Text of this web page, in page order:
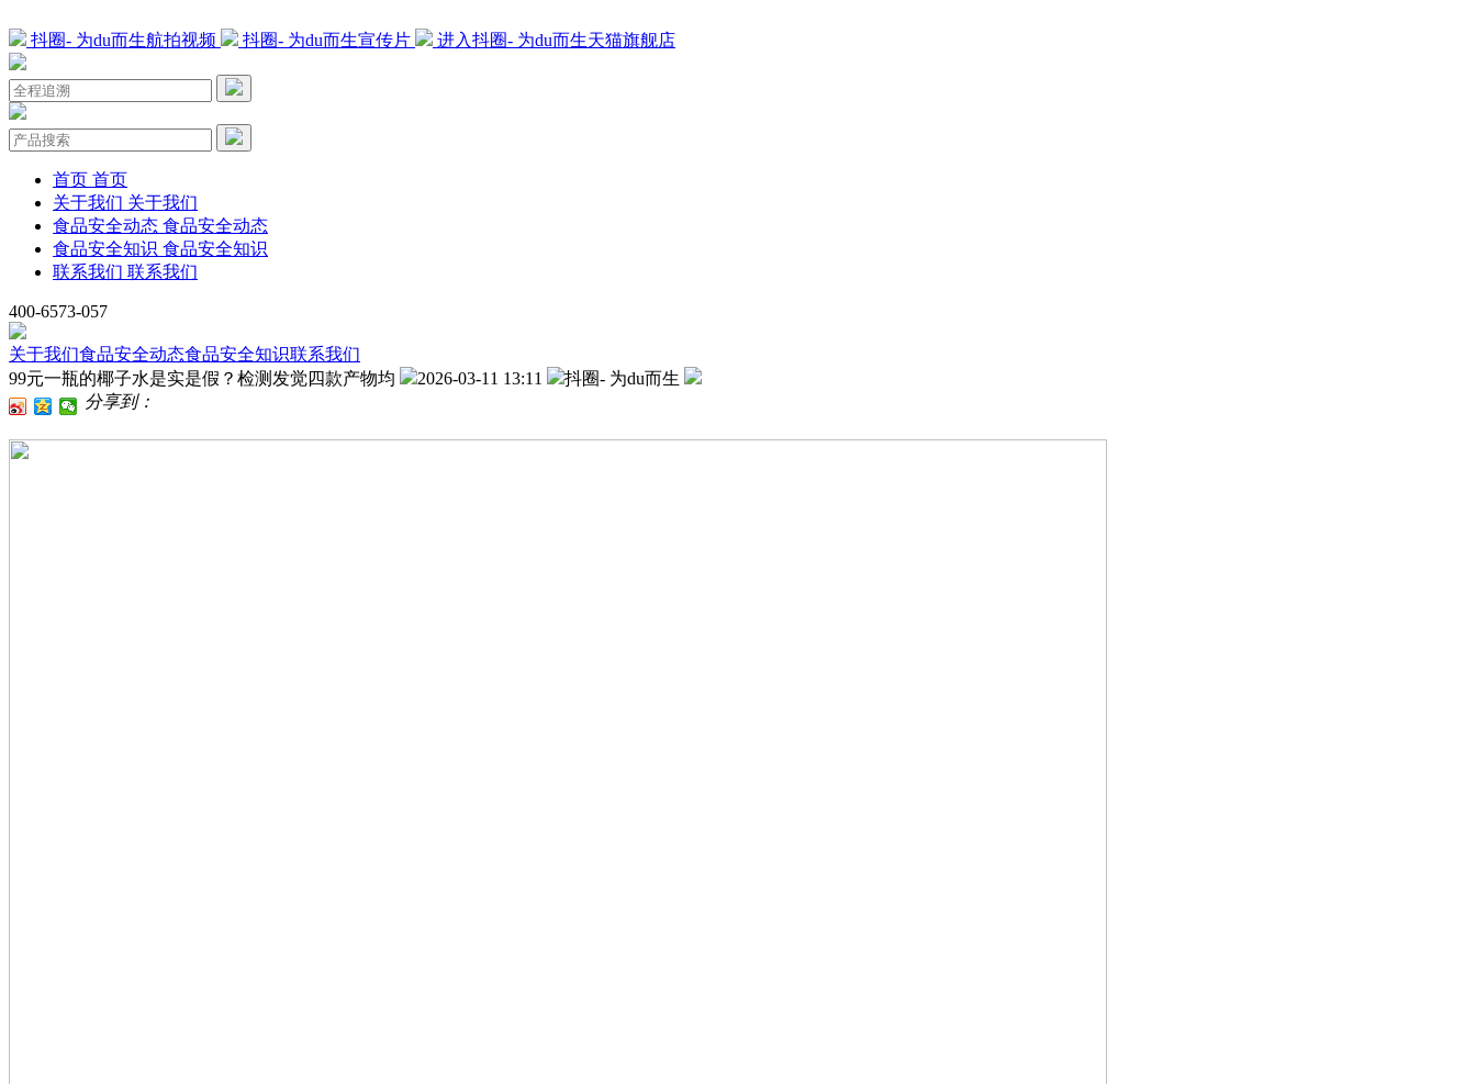
抖圈- 为du而生航拍视频 抖圈- 为du而生宣传片 进入抖圈- 为du而生天猫旗舰店
首页 首页
关于我们 关于我们
食品安全动态 食品安全动态
食品安全知识 食品安全知识
联系我们 联系我们
400-6573-057
关于我们食品安全动态食品安全知识联系我们
99元一瓶的椰子水是实是假？检测发觉四款产物均
2026-03-11 13:11
抖圈- 为du而生
分享到：